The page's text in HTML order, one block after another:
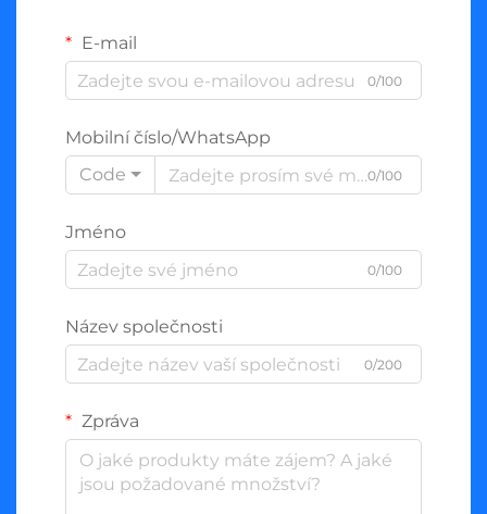
E-mail
0/100
Mobilní číslo/WhatsApp
Code
0/100
Jméno
0/100
Název společnosti
0/200
Zpráva